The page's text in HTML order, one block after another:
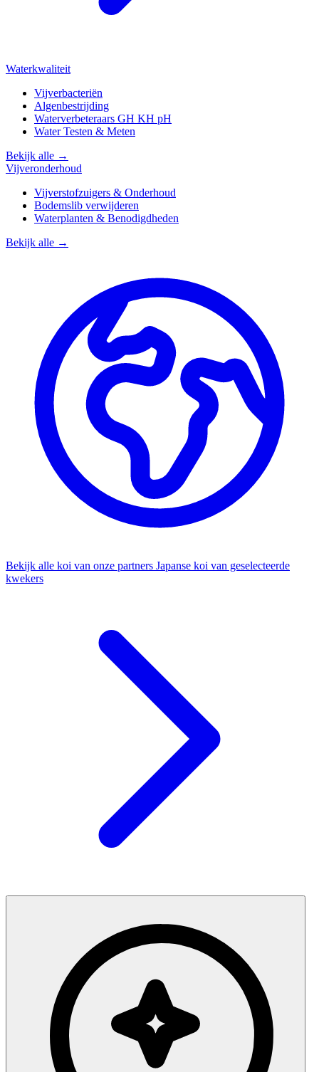
Waterkwaliteit
Vijverbacteriën
Algenbestrijding
Waterverbeteraars GH KH pH
Water Testen & Meten
Bekijk alle →
Vijveronderhoud
Vijverstofzuigers & Onderhoud
Bodemslib verwijderen
Waterplanten & Benodigdheden
Bekijk alle →
Bekijk alle koi van onze partners Japanse koi van geselecteerde
kwekers